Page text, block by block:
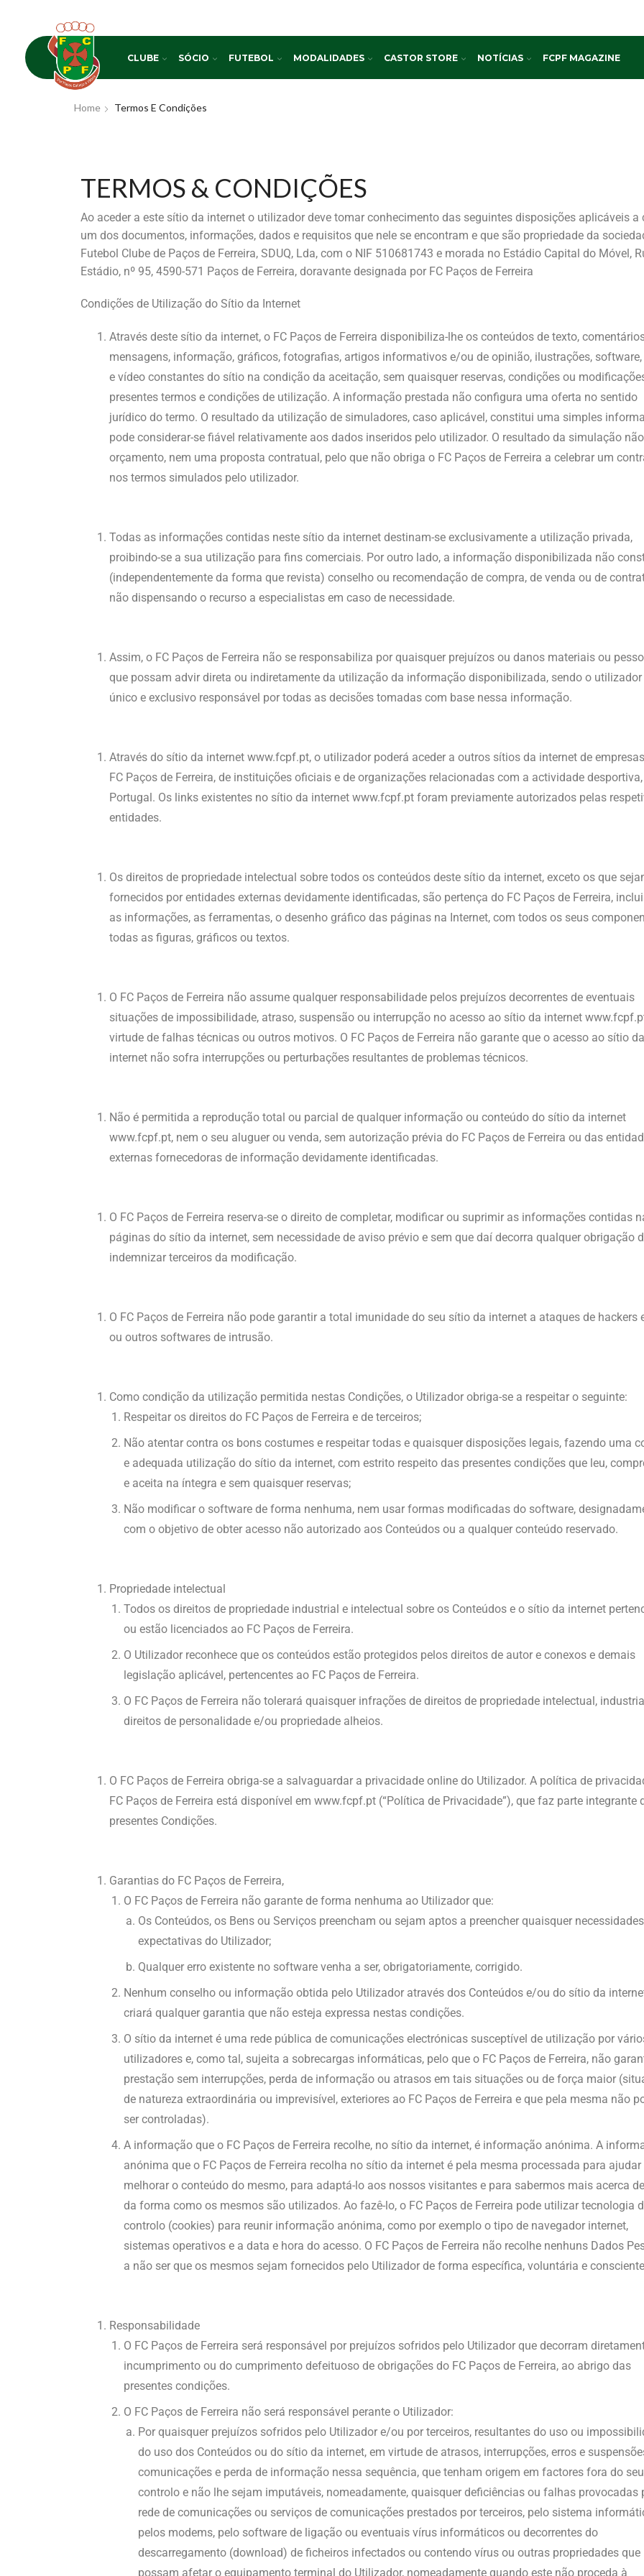
CLUBE SÓCIO FUTEBOL MODALIDADES CASTOR STORE NOTÍCIAS FCPF MAGAZINE
Home Termos E Condições
TERMOS & CONDIÇÕES
Ao aceder a este sítio da internet o utilizador deve tomar conhecimento das seguintes disposições aplicáveis a
um dos documentos, informações, dados e requisitos que nele se encontram e que são propriedade da
Futebol Clube de Paços de Ferreira, SDUQ, Lda, com o NIF 510681743 e morada no Estádio Capital do Móvel,
Estádio, nº 95, 4590-571 Paços de Ferreira, doravante designada por FC Paços de Ferreira
Condições de Utilização do Sítio da Internet
Através deste sítio da internet, o FC Paços de Ferreira disponibiliza-lhe os conteúdos de texto,
mensagens, informação, gráficos, fotografias, artigos informativos e/ou de opinião, ilustrações,
e vídeo constantes do sítio na condição da aceitação, sem quaisquer reservas, condições ou
presentes termos e condições de utilização. A informação prestada não configura uma oferta no sentido
jurídico do termo. O resultado da utilização de simuladores, caso aplicável, constitui uma simples
pode considerar-se fiável relativamente aos dados inseridos pelo utilizador. O resultado da simulação
orçamento, nem uma proposta contratual, pelo que não obriga o FC Paços de Ferreira a celebrar um
nos termos simulados pelo utilizador.
Todas as informações contidas neste sítio da internet destinam-se exclusivamente a utilização privada,
proibindo-se a sua utilização para fins comerciais. Por outro lado, a informação disponibilizada não
(independentemente da forma que revista) conselho ou recomendação de compra, de venda ou de
não dispensando o recurso a especialistas em caso de necessidade.
Assim, o FC Paços de Ferreira não se responsabiliza por quaisquer prejuízos ou danos materiais ou
que possam advir direta ou indiretamente da utilização da informação disponibilizada, sendo o utilizador
único e exclusivo responsável por todas as decisões tomadas com base nessa informação.
Através do sítio da internet www.fcpf.pt, o utilizador poderá aceder a outros sítios da internet de
FC Paços de Ferreira, de instituições oficiais e de organizações relacionadas com a actividade
Portugal. Os links existentes no sítio da internet www.fcpf.pt foram previamente autorizados pelas
entidades.
Os direitos de propriedade intelectual sobre todos os conteúdos deste sítio da internet, exceto os que
fornecidos por entidades externas devidamente identificadas, são pertença do FC Paços de Ferreira,
as informações, as ferramentas, o desenho gráfico das páginas na Internet, com todos os seus
todas as figuras, gráficos ou textos.
O FC Paços de Ferreira não assume qualquer responsabilidade pelos prejuízos decorrentes de eventuais
situações de impossibilidade, atraso, suspensão ou interrupção no acesso ao sítio da internet
virtude de falhas técnicas ou outros motivos. O FC Paços de Ferreira não garante que o acesso ao sítio da
internet não sofra interrupções ou perturbações resultantes de problemas técnicos.
Não é permitida a reprodução total ou parcial de qualquer informação ou conteúdo do sítio da internet
www.fcpf.pt, nem o seu aluguer ou venda, sem autorização prévia do FC Paços de Ferreira ou das
externas fornecedoras de informação devidamente identificadas.
O FC Paços de Ferreira reserva-se o direito de completar, modificar ou suprimir as informações contidas
páginas do sítio da internet, sem necessidade de aviso prévio e sem que daí decorra qualquer obrigação
indemnizar terceiros da modificação.
O FC Paços de Ferreira não pode garantir a total imunidade do seu sítio da internet a ataques de hackers
ou outros softwares de intrusão.
Como condição da utilização permitida nestas Condições, o Utilizador obriga-se a respeitar o seguinte:
Respeitar os direitos do FC Paços de Ferreira e de terceiros;
Não atentar contra os bons costumes e respeitar todas e quaisquer disposições legais, fazendo uma
e adequada utilização do sítio da internet, com estrito respeito das presentes condições que leu,
e aceita na íntegra e sem quaisquer reservas;
Não modificar o software de forma nenhuma, nem usar formas modificadas do software,
com o objetivo de obter acesso não autorizado aos Conteúdos ou a qualquer conteúdo reservado.
Propriedade intelectual
Todos os direitos de propriedade industrial e intelectual sobre os Conteúdos e o sítio da internet
ou estão licenciados ao FC Paços de Ferreira.
O Utilizador reconhece que os conteúdos estão protegidos pelos direitos de autor e conexos e demais
legislação aplicável, pertencentes ao FC Paços de Ferreira.
O FC Paços de Ferreira não tolerará quaisquer infrações de direitos de propriedade intelectual,
direitos de personalidade e/ou propriedade alheios.
O FC Paços de Ferreira obriga-se a salvaguardar a privacidade online do Utilizador. A política de
FC Paços de Ferreira está disponível em www.fcpf.pt (“Política de Privacidade”), que faz parte integrante
presentes Condições.
Garantias do FC Paços de Ferreira,
O FC Paços de Ferreira não garante de forma nenhuma ao Utilizador que:
Os Conteúdos, os Bens ou Serviços preencham ou sejam aptos a preencher quaisquer
expectativas do Utilizador;
Qualquer erro existente no software venha a ser, obrigatoriamente, corrigido.
Nenhum conselho ou informação obtida pelo Utilizador através dos Conteúdos e/ou do sítio da
criará qualquer garantia que não esteja expressa nestas condições.
O sítio da internet é uma rede pública de comunicações electrónicas susceptível de utilização por
utilizadores e, como tal, sujeita a sobrecargas informáticas, pelo que o FC Paços de Ferreira, não
prestação sem interrupções, perda de informação ou atrasos em tais situações ou de força maior
de natureza extraordinária ou imprevisível, exteriores ao FC Paços de Ferreira e que pela mesma não
ser controladas).
A informação que o FC Paços de Ferreira recolhe, no sítio da internet, é informação anónima. A
anónima que o FC Paços de Ferreira recolha no sítio da internet é pela mesma processada para ajudar
melhorar o conteúdo do mesmo, para adaptá-lo aos nossos visitantes e para sabermos mais acerca
da forma como os mesmos são utilizados. Ao fazê-lo, o FC Paços de Ferreira pode utilizar tecnologia
controlo (cookies) para reunir informação anónima, como por exemplo o tipo de navegador internet,
sistemas operativos e a data e hora do acesso. O FC Paços de Ferreira não recolhe nenhuns Dados
a não ser que os mesmos sejam fornecidos pelo Utilizador de forma específica, voluntária e
Responsabilidade
O FC Paços de Ferreira será responsável por prejuízos sofridos pelo Utilizador que decorram
incumprimento ou do cumprimento defeituoso de obrigações do FC Paços de Ferreira, ao abrigo das
presentes condições.
O FC Paços de Ferreira não será responsável perante o Utilizador:
Por quaisquer prejuízos sofridos pelo Utilizador e/ou por terceiros, resultantes do uso ou
do uso dos Conteúdos ou do sítio da internet, em virtude de atrasos, interrupções, erros e
comunicações e perda de informação nessa sequência, que tenham origem em factores fora do seu
controlo e não lhe sejam imputáveis, nomeadamente, quaisquer deficiências ou falhas provocadas
rede de comunicações ou serviços de comunicações prestados por terceiros, pelo sistema
pelos modems, pelo software de ligação ou eventuais vírus informáticos ou decorrentes do
descarregamento (download) de ficheiros infectados ou contendo vírus ou outras propriedades que
possam afetar o equipamento terminal do Utilizador, nomeadamente quando este não proceda à